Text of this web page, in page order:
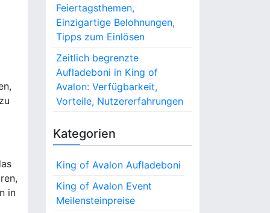
in
Feiertagsthemen,
Einzigartige Belohnungen,
Tipps zum Einlösen
Zeitlich begrenzte
Aufladeboni in King of
Avalon: Verfügbarkeit,
Vorteile, Nutzererfahrungen
Kategorien
King of Avalon Aufladeboni
King of Avalon Event
Meilensteinpreise